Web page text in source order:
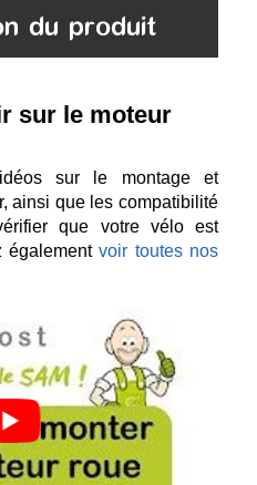
du produit
sur le moteur
sur le montage et
ainsi que les compatibilité
que votre vélo est
égalementvoir toutes nos